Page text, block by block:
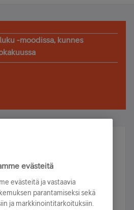
-moodissa, kunnes
ja voita!
olet mukana arvonnassa.
evästeitä
evästeitä ja vastaavia
parantamiseksi sekä
ja markkinointitarkoituksiin.